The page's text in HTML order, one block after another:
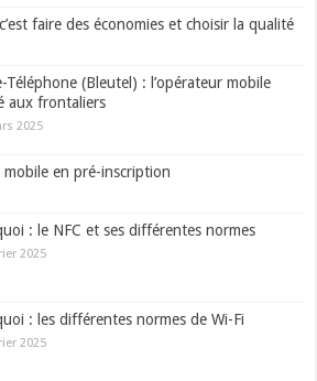
faire des économies et choisir la qualité
Téléphone (Bleutel) : l’opérateur mobile
aux frontaliers
2025
en pré-inscription
: le NFC et ses différentes normes
2025
: les différentes normes de Wi-Fi
2025